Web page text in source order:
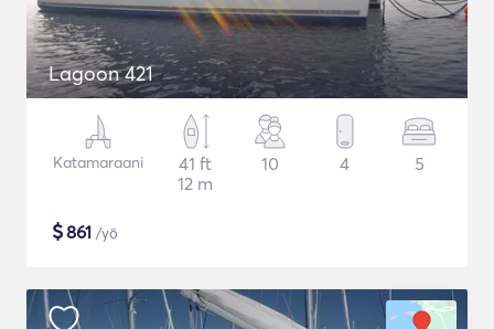
Lagoon 421
Katamaraani
41 ft
12 m
10 4 5
$861 /yö